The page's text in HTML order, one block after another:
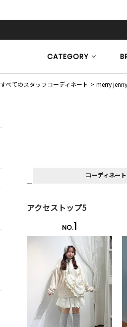
CATEGORY
すべてのスタッフコーディネート merry
コーディネート
アクセストップ5
NO.1